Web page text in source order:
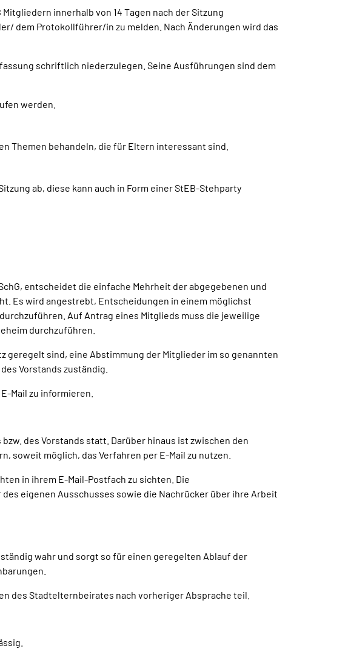
innerhalb von 14 Tagen nach der Sitzung
dem Protokollführer/in zu melden. Nach Änderungen wird das
schriftlich niederzulegen. Seine Ausführungen sind dem
werden.
Themen behandeln, die für Eltern interessant sind.
ab, diese kann auch in Form einer StEB-Stehparty
entscheidet die einfache Mehrheit der abgegebenen und
Es wird angestrebt, Entscheidungen in einem möglichst
Auf Antrag eines Mitglieds muss die jeweilige
durchzuführen.
geregelt sind, eine Abstimmung der Mitglieder im so genannten
Vorstands zuständig.
Mail zu informieren.
des Vorstands statt. Darüber hinaus ist zwischen den
soweit möglich, das Verfahren per E-Mail zu nutzen.
in ihrem E-Mail-Postfach zu sichten. Die
eigenen Ausschusses sowie die Nachrücker über ihre Arbeit
wahr und sorgt so für einen geregelten Ablauf der
des Stadtelternbeirates nach vorheriger Absprache teil.